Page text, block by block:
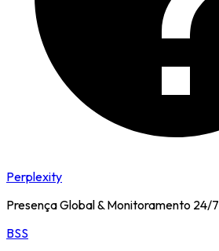
Perplexity
Presença Global & Monitoramento 24/7
BSS